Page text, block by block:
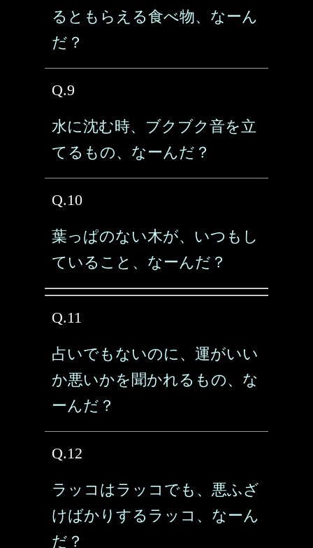
るともらえる食べ物、なーん
だ？
Q.9
水に沈む時、ブクブク音を立
てるもの、なーんだ？
Q.10
葉っぱのない木が、いつもし
ていること、なーんだ？
Q.11
占いでもないのに、運がいい
か悪いかを聞かれるもの、な
ーんだ？
Q.12
ラッコはラッコでも、悪ふざ
けばかりするラッコ、なーん
だ？